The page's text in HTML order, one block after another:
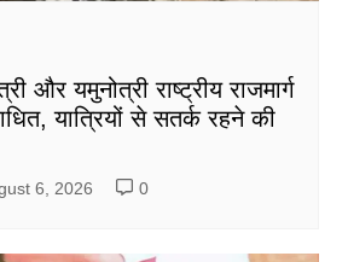
और यमुनोत्री राष्ट्रीय राजमार्ग
यात्रियों से सतर्क रहने की
6, 2026 0